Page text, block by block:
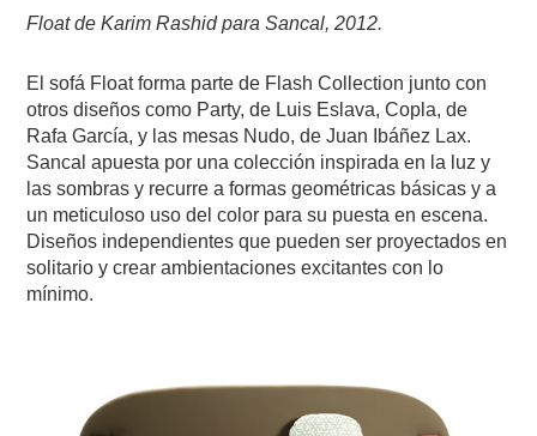
Float de Karim Rashid para Sancal, 2012.
El sofá Float forma parte de Flash Collection junto con
otros diseños como Party, de Luis Eslava, Copla, de
Rafa García, y las mesas Nudo, de Juan Ibáñez Lax.
Sancal apuesta por una colección inspirada en la luz y
las sombras y recurre a formas geométricas básicas y a
un meticuloso uso del color para su puesta en escena.
Diseños independientes que pueden ser proyectados en
solitario y crear ambientaciones excitantes con lo
mínimo.